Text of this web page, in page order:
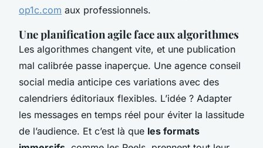
op1c.com aux professionnels.
Une planification agile face aux algorithmes
Les algorithmes changent vite, et une publication
mal calibrée passe inaperçue. Une agence conseil
social media anticipe ces variations avec des
calendriers éditoriaux flexibles. L’idée ? Adapter
les messages en temps réel pour éviter la lassitude
de l’audience. Et c’est là que les formats